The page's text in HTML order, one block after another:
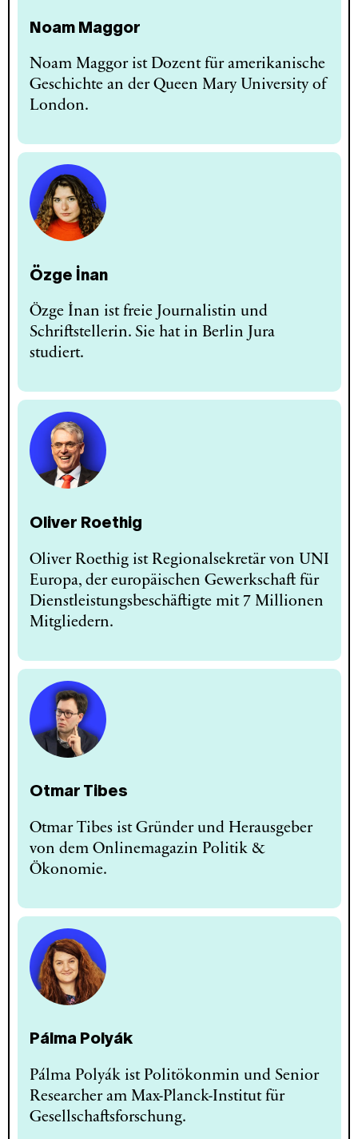
Noam Maggor
Noam Maggor ist Dozent für amerikanische
Geschichte an der Queen Mary University of
London.
Özge İnan
Özge İnan ist freie Journalistin und
Schriftstellerin. Sie hat in Berlin Jura
studiert.
Oliver Roethig
Oliver Roethig ist Regionalsekretär von UNI
Europa, der europäischen Gewerkschaft für
Dienstleistungsbeschäftigte mit 7 Millionen
Mitgliedern.
Otmar Tibes
Otmar Tibes ist Gründer und Herausgeber
von dem Onlinemagazin Politik &
Ökonomie.
Pálma Polyák
Pálma Polyák ist Politökonmin und Senior
Researcher am Max-Planck-Institut für
Gesellschaftsforschung.